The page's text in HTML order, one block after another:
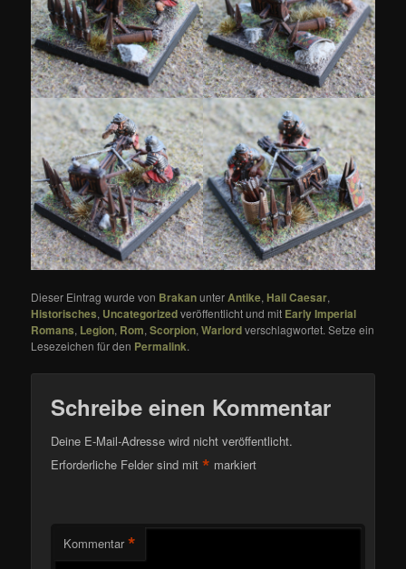
Dieser Eintrag wurde von BrakanunterAntike, Hail Caesar,
Historisches, Uncategorizedveröffentlicht und mit Early Imperial
Romans, Legion, Rom,Scorpion,Warlordverschlagwortet. Setze ein
Lesezeichen für den Permalink.
Schreibe einen Kommentar
Deine E-Mail-Adresse wird nicht veröffentlicht.
Erforderliche Felder sind mit* markiert
Kommentar *